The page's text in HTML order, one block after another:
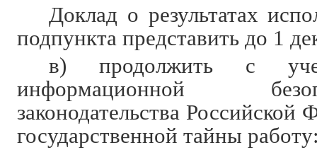
Доклад о результатах
подпункта представить до 1
в) продолжить с
информационной
законодательства Российской
государственной тайны